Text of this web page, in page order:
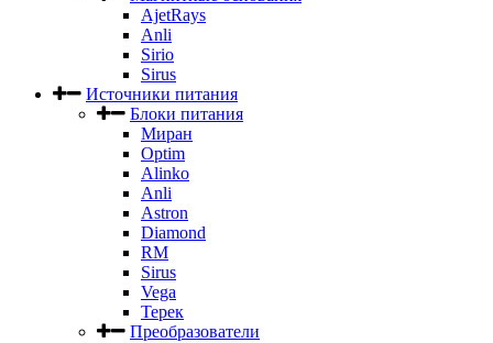
AjetRays
Anli
Sirio
Sirus
Источники питания
Блоки питания
Миран
Optim
Alinko
Anli
Astron
Diamond
RM
Sirus
Vega
Терек
Преобразователи